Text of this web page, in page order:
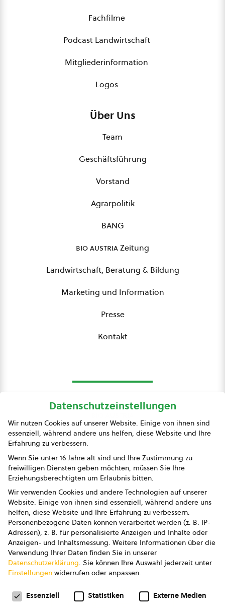
Fachfilme
Podcast Landwirtschaft
Mitgliederinformation
Logos
Über Uns
Team
Geschäftsführung
Vorstand
Agrarpolitik
BANG
bio austriaZeitung
Landwirtschaft, Beratung & Bildung
Marketing und Information
Presse
Kontakt
Presse
Impressum
Datenschutz
AGB
AGB Marketing GmbH
AGB Bildung
Newsletter
Datenschutzeinstellungen
Wir nutzen Cookies auf unserer Website. Einige von ihnen sind
essenziell, während andere uns helfen, diese Website und Ihre
Erfahrung zu verbessern.
Wenn Sie unter 16 Jahre alt sind und Ihre Zustimmung zu
freiwilligen Diensten geben möchten, müssen Sie Ihre
Erziehungsberechtigten um Erlaubnis bitten.
Wir verwenden Cookies und andere Technologien auf unserer
Website. Einige von ihnen sind essenziell, während andere uns
helfen, diese Website und Ihre Erfahrung zu verbessern.
Personenbezogene Daten können verarbeitet werden (z. B. IP-
Adressen), z. B. für personalisierte Anzeigen und Inhalte oder
Anzeigen- und Inhaltsmessung. Weitere Informationen über die
Verwendung Ihrer Daten finden Sie in unserer
Datenschutzerklärung. Sie können Ihre Auswahl jederzeit unter
Einstellungen widerrufen oder anpassen.
Datenschutzeinstellungen
Essenziell Statistiken Externe Medien